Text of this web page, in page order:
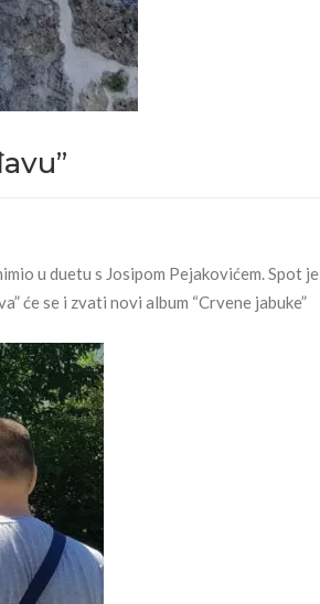
u duetu s Josipom Pejakovićem. Spot je
će se i zvati novi album “Crvene jabuke”